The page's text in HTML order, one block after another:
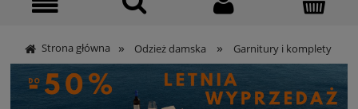
Strona główna » Odzież damska » Garnitury i komplety